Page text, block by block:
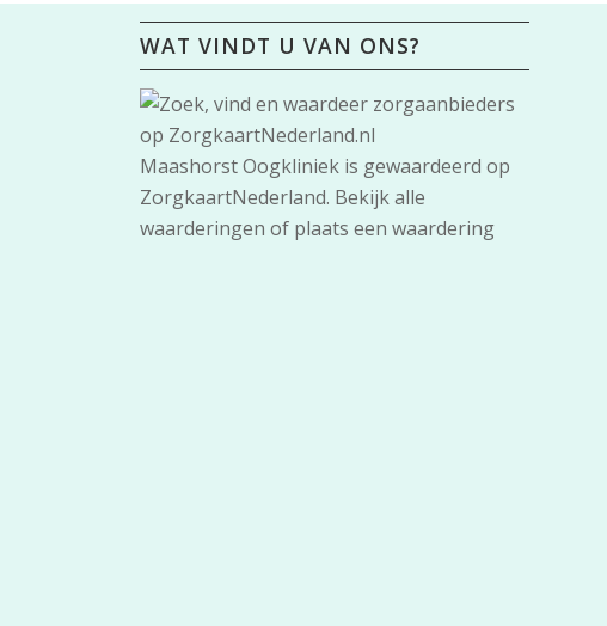
WAT VINDT U VAN ONS?
Maashorst Oogkliniek is gewaardeerd op
ZorgkaartNederland. Bekijk alle
waarderingen of plaats een waardering